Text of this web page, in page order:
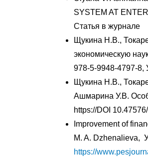
SYSTEM AT
Статья в журнале
Щукина Н.В.,
экономическую
978-5-9948-4797-8,
Щукина Н.В.,
Ашмарина У.В.
https://DOI
Improvement of
M. A. Dzhenalieva,
https://